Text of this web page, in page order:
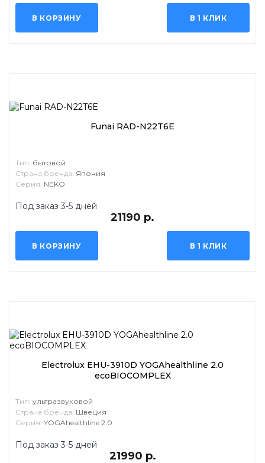
В КОРЗИНУ В 1 КЛИК
Funai RAD-N22T6E
Тип: бытовой
Страна бренда: Япония
Серия: NEKO
Под заказ 3-5 дней
21190 р.
В КОРЗИНУ В 1 КЛИК
Electrolux EHU-3910D YOGAhealthline 2.0
ecoBIOCOMPLEX
Тип: ультразвуковой
Страна бренда: Швеция
Серия: YOGAhealthline 2.0
Под заказ 3-5 дней
21990 р.